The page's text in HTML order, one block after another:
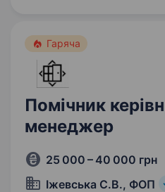
Гаряча
Помічник
менеджер
25 000 – 40 000 грн
Іжевська С.В., ФОП